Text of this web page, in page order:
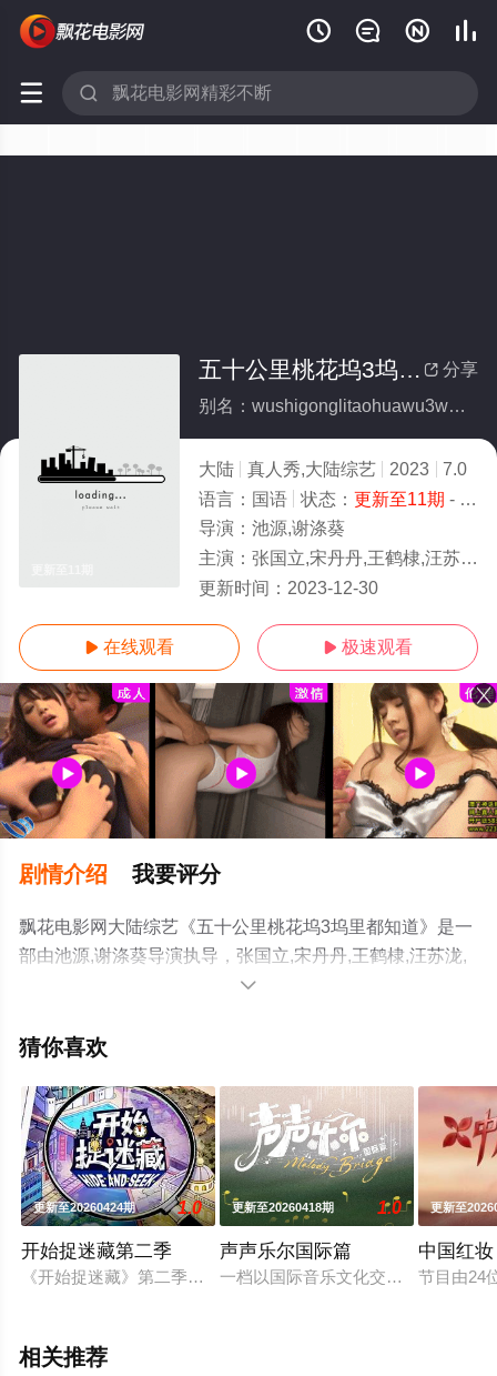
   
 
 分享
五十公里桃花坞3坞里都知道
别名：wushigonglitaohuawu3wuliduzhidao
大陆 真人秀,大陆综艺 2023
7.0
语言： 国语 状态： 更新至11期 - 免费在线观看
导演： 池源,谢涤葵
主演： 张国立,宋丹丹,王鹤棣,汪苏泷,李雪琴,王传君,周一围,孟子义,孙怡,李嘉琦,徐志胜,鸟鸟
更新时间： 2023-12-30
 在线观看  极速观看
剧情介绍 我要评分
飘花电影网大陆综艺《五十公里桃花坞3坞里都知道》是一
部由池源,谢涤葵导演执导，张国立,宋丹丹,王鹤棣,汪苏泷,
李雪琴,王传君,周一围,孟子义,孙怡,李嘉琦,徐志胜,鸟鸟,宋
艺，手机免费观看高清未删减完整版综艺节目就上飘花影
平台了解。
。

猜你喜欢
更新至20260424期 1.0
开始捉迷藏第二季
《开始捉迷藏》第二季是腾讯视频推出的实景竞技游戏真人秀
更新至20260418期 1.0
声声乐尔国际篇
一档以国际音乐文化交流为核心的创
更新至
中国红妆
节目由24
相关推荐